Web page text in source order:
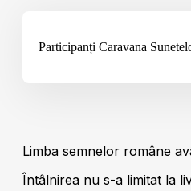
Participanți Caravana
Limba semnelor române
Întâlnirea nu s-a limitat la